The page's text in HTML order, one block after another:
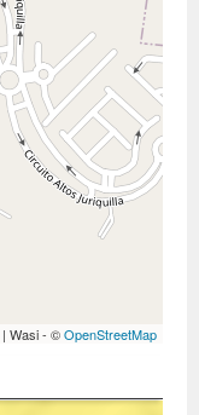
| Wasi - ©OpenStreetMap